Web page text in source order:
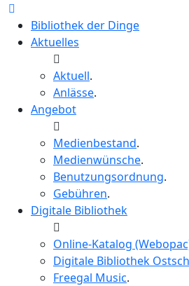
Bibliothek der Dinge
Aktuelles
Aktuell.
Anlässe.
Angebot
Medienbestand.
Medienwünsche.
Benutzungsordnung.
Gebühren.
Digitale Bibliothek
Online-Katalog
Digitale Bibliothek
Freegal Music.